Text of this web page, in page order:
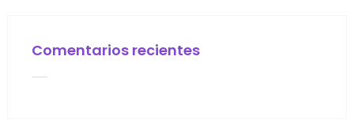
Comentarios recientes